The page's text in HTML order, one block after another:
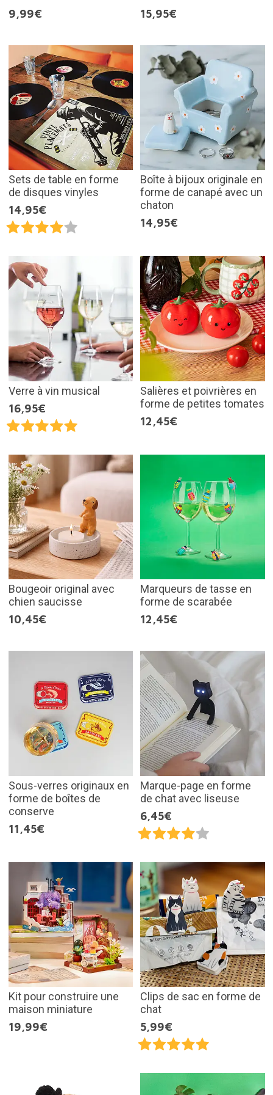
9,99€
15,95€
Sets de table en forme
de disques vinyles
14,95€
Boîte à bijoux originale en
forme de canapé avec un
chaton
14,95€
Verre à vin musical
16,95€
Salières et poivrières en
forme de petites tomates
12,45€
Bougeoir original avec
chien saucisse
10,45€
Marqueurs de tasse en
forme de scarabée
12,45€
Sous-verres originaux en
forme de boîtes de
conserve
11,45€
Marque-page en forme
de chat avec liseuse
6,45€
Kit pour construire une
maison miniature
19,99€
Clips de sac en forme de
chat
5,99€